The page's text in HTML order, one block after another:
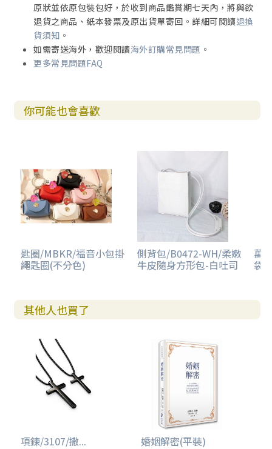
原狀並依原包裝包好，於收到商品鑑賞期七天內，將與欲
退貨之商品、紙本發票及原出貨單寄回。詳細可閱讀退換
貨須知 。
如需寄送海外，歡迎閱讀海外訂購常見問題 。
更多常見問題FAQ
你可能也會喜歡
匙圈/MBKR/福音小包掛
繩匙圈(不分色)
側背包/B0472-WH/柔嫩
牛皮隨身方形包-白吐司
萬
袋-
其他人也買了
項鍊/3107/撒... 婚姻解密(平裝)